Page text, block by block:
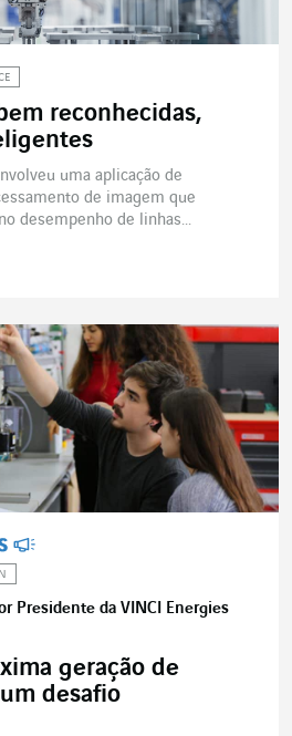
reconhecidas,
uma aplicação de
de imagem que
desempenho de linhas...
Presidente da VINCI Energies
geração de
desafio